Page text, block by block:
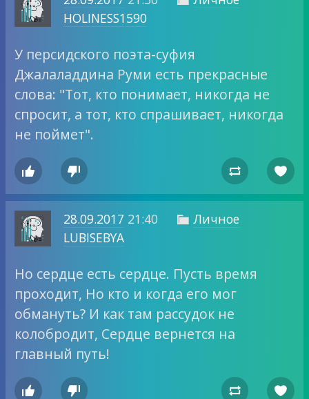
HOLINESS1590
У персидского поэта-суфия
Джалаладдина Руми есть прекрасные
слова: "Тот, кто понимает, никогда не
спросит, а тот, кто спрашивает, никогда
не поймет".
   
28.09.2017 21:40  Личное
LUBISEBYA
Но сердце есть сердце. Пусть время
проходит, Но кто и когда его мог
обмануть? И как там рассудок не
колобродит, Сердце вернется на
главный путь!
   